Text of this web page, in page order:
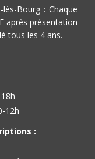
Bourg : Chaque
après présentation
tous les 4 ans.
12h
: